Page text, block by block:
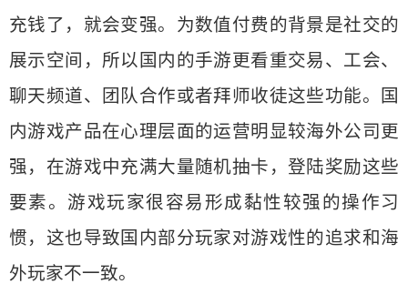
充钱了，就会变强。为数值付费的背景是社交的
展示空间，所以国内的手游更看重交易、工会、
聊天频道、团队合作或者拜师收徒这些功能。国
内游戏产品在心理层面的运营明显较海外公司更
强，在游戏中充满大量随机抽卡，登陆奖励这些
要素。游戏玩家很容易形成黏性较强的操作习
惯，这也导致国内部分玩家对游戏性的追求和海
外玩家不一致。